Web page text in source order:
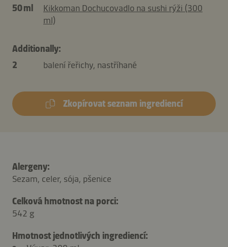
50 ml
Kikkoman Dochucovadlo na sushi rýži (300
ml)
Additionally:
2
balení řeřichy, nastříhané
Zkopírovat seznam ingrediencí
Alergeny:
Sezam, celer, sója, pšenice
Celková hmotnost na porci:
542 g
Hmotnost jednotlivých ingrediencí: